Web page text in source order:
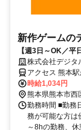
新作ゲームの
【週3日～OK／
駅チカオフィス＆
株式会社デジタ
アクセス 熊本
時給1,034円
熊本県熊本市西
勤務時間 ■勤務
務が可能な方は
～8hの勤務、